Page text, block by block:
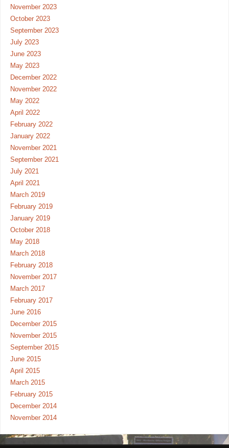
November 2023
October 2023
September 2023
July 2023
June 2023
May 2023
December 2022
November 2022
May 2022
April 2022
February 2022
January 2022
November 2021
September 2021
July 2021
April 2021
March 2019
February 2019
January 2019
October 2018
May 2018
March 2018
February 2018
November 2017
March 2017
February 2017
June 2016
December 2015
November 2015
September 2015
June 2015
April 2015
March 2015
February 2015
December 2014
November 2014